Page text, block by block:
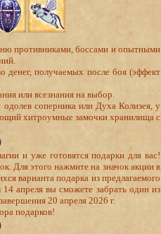
противниками, боссами и опытными
денег, получаемых после боя (эффект
или всезнания на выбор.
соперника или Духа Колизея, у
хитроумные замочки хранилища с
и уже готовятся подарки для вас!
Для этого нажмите на значок акции в
варианта подарка из предлагаемого
апреля вы сможете забрать один из
20 апреля 2026 г.
подарков!